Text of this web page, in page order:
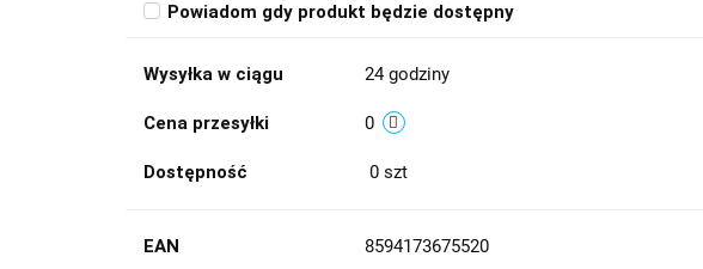
Powiadom gdy produkt będzie dostępny
Wysyłka w ciągu 24 godziny
Cena przesyłki 0
Dostępność 0 szt
EAN 8594173675520